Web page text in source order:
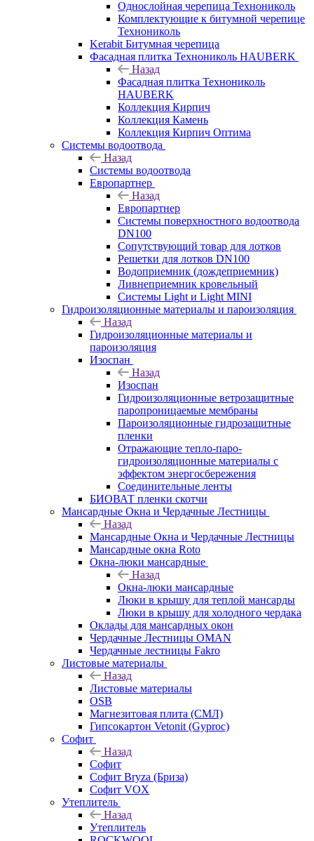
Однослойная черепица Технониколь
Комплектующие к битумной черепице
Технониколь
Kerabit Битумная черепица
Фасадная плитка Технониколь HAUBERK
Назад
Фасадная плитка Технониколь
HAUBERK
Кол​лекция Кирпич
Кол​лекция Камень
Коллекция Кирпич Оптима
Системы водоотвода
Назад
Системы водоотвода
Европартнер
Назад
Европартнер
Системы поверхностного водоотвода
DN100
Сопутствующий товар для лотков
Решетки для лотков DN100
Водоприемник (дождеприемник)
Ливнеприемник кровельный
Системы Light и Light MINI
Гидроизоляционные материалы и пароизоляция
Назад
Гидроизоляционные материалы и
пароизоляция
Изоспан
Назад
Изоспан
Гидроизоляционные ветрозащитные
паропроницаемые мембраны
Пароизоляционные гидрозащитные
пленки
Отражающие тепло-паро-
гидроизоляционные материалы с
эффектом энергосбережения
Соединительные ленты
БИОВАТ пленки скотчи
Мансардные Окна и Чердачные Лестницы
Назад
Мансардные Окна и Чердачные Лестницы
Мансардные окна Roto
Окна-люки мансардные
Назад
Окна-люки мансардные
Люки в крышу для теплой мансарды
Люки в крышу для холодного чердака
Оклады для мансардных окон
Чердачные Лестницы OMAN
Чердачные лестницы Fakro
Листовые материалы
Назад
Листовые материалы
OSB
Магнезитовая плита (СМЛ)
Гипсокартон Vetonit (Gyproc)
Софит
Назад
Софит
Софит Bryza (Бриза)
Софит VOX
Утеплитель
Назад
Утеплитель